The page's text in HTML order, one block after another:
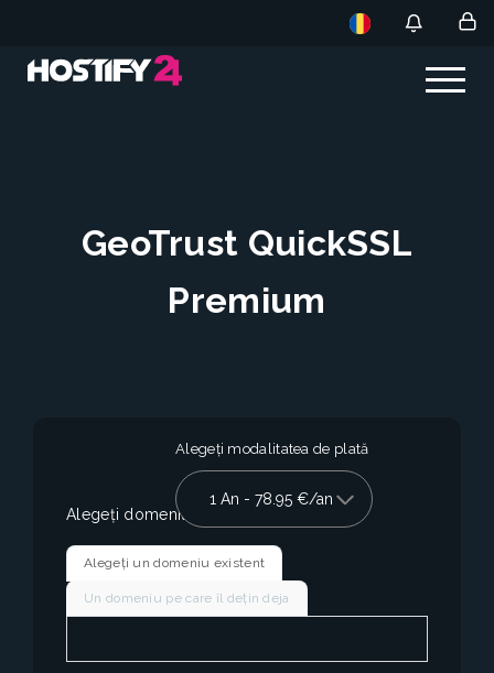
GeoTrust QuickSSL
Premium
Alegeți modalitatea de plată
Alegeți domeniul
Alegeți un domeniu existent
Un domeniu pe care îl dețin deja